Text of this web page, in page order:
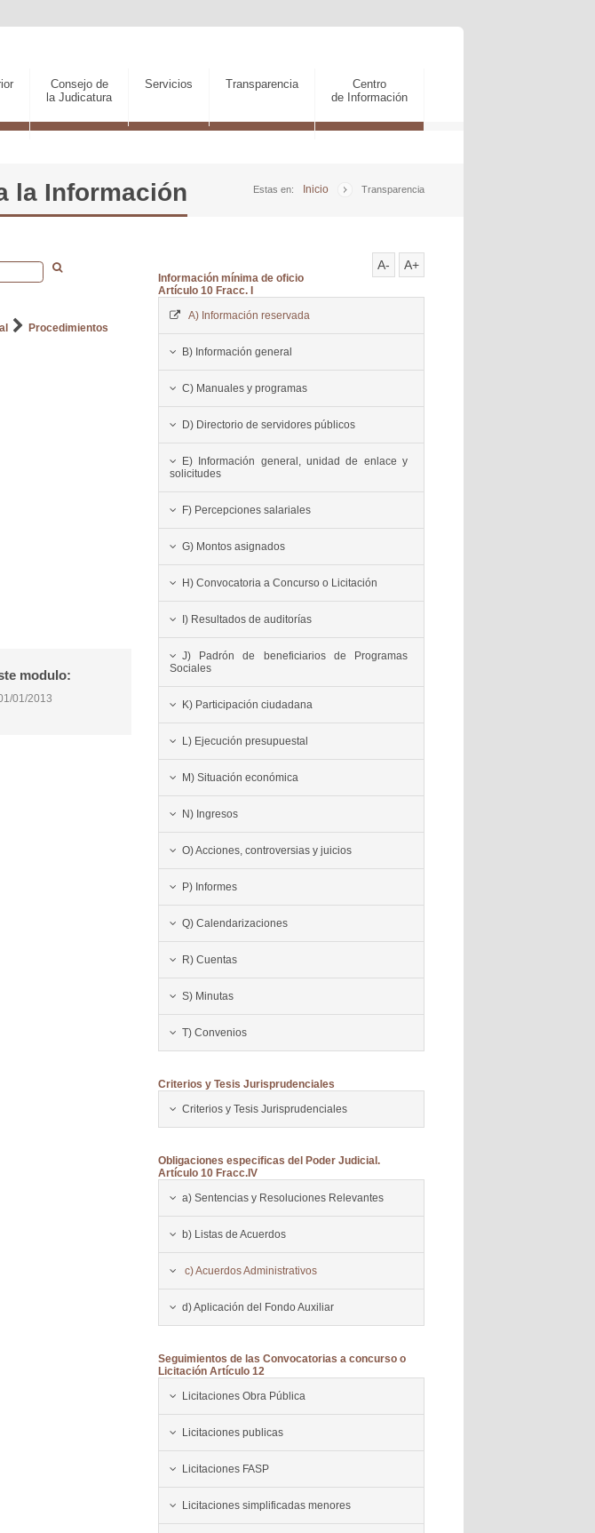
Consejo de
la Judicatura
Servicios Transparencia
Centro
de Información
la Información Estas en: Inicio Transparencia
A- A+
Procedimientos
modulo:
01/2013
Información mínima de oficio
Artículo 10 Fracc. I
A) Información reservada
B) Información general
C) Manuales y programas
D) Directorio de servidores públicos
E) Información general, unidad de enlace y
solicitudes
F) Percepciones salariales
G) Montos asignados
H) Convocatoria a Concurso o Licitación
I) Resultados de auditorías
J) Padrón de beneficiarios de Programas
Sociales
K) Participación ciudadana
L) Ejecución presupuestal
M) Situación económica
N) Ingresos
O) Acciones, controversias y juicios
P) Informes
Q) Calendarizaciones
R) Cuentas
S) Minutas
T) Convenios
Criterios y Tesis Jurisprudenciales
Criterios y Tesis Jurisprudenciales
Obligaciones especificas del Poder Judicial.
Artículo 10 Fracc.IV
a) Sentencias y Resoluciones Relevantes
b) Listas de Acuerdos
c) Acuerdos Administrativos
d) Aplicación del Fondo Auxiliar
Seguimientos de las Convocatorias a concurso o
Licitación Artículo 12
Licitaciones Obra Pública
Licitaciones publicas
Licitaciones FASP
Licitaciones simplificadas menores